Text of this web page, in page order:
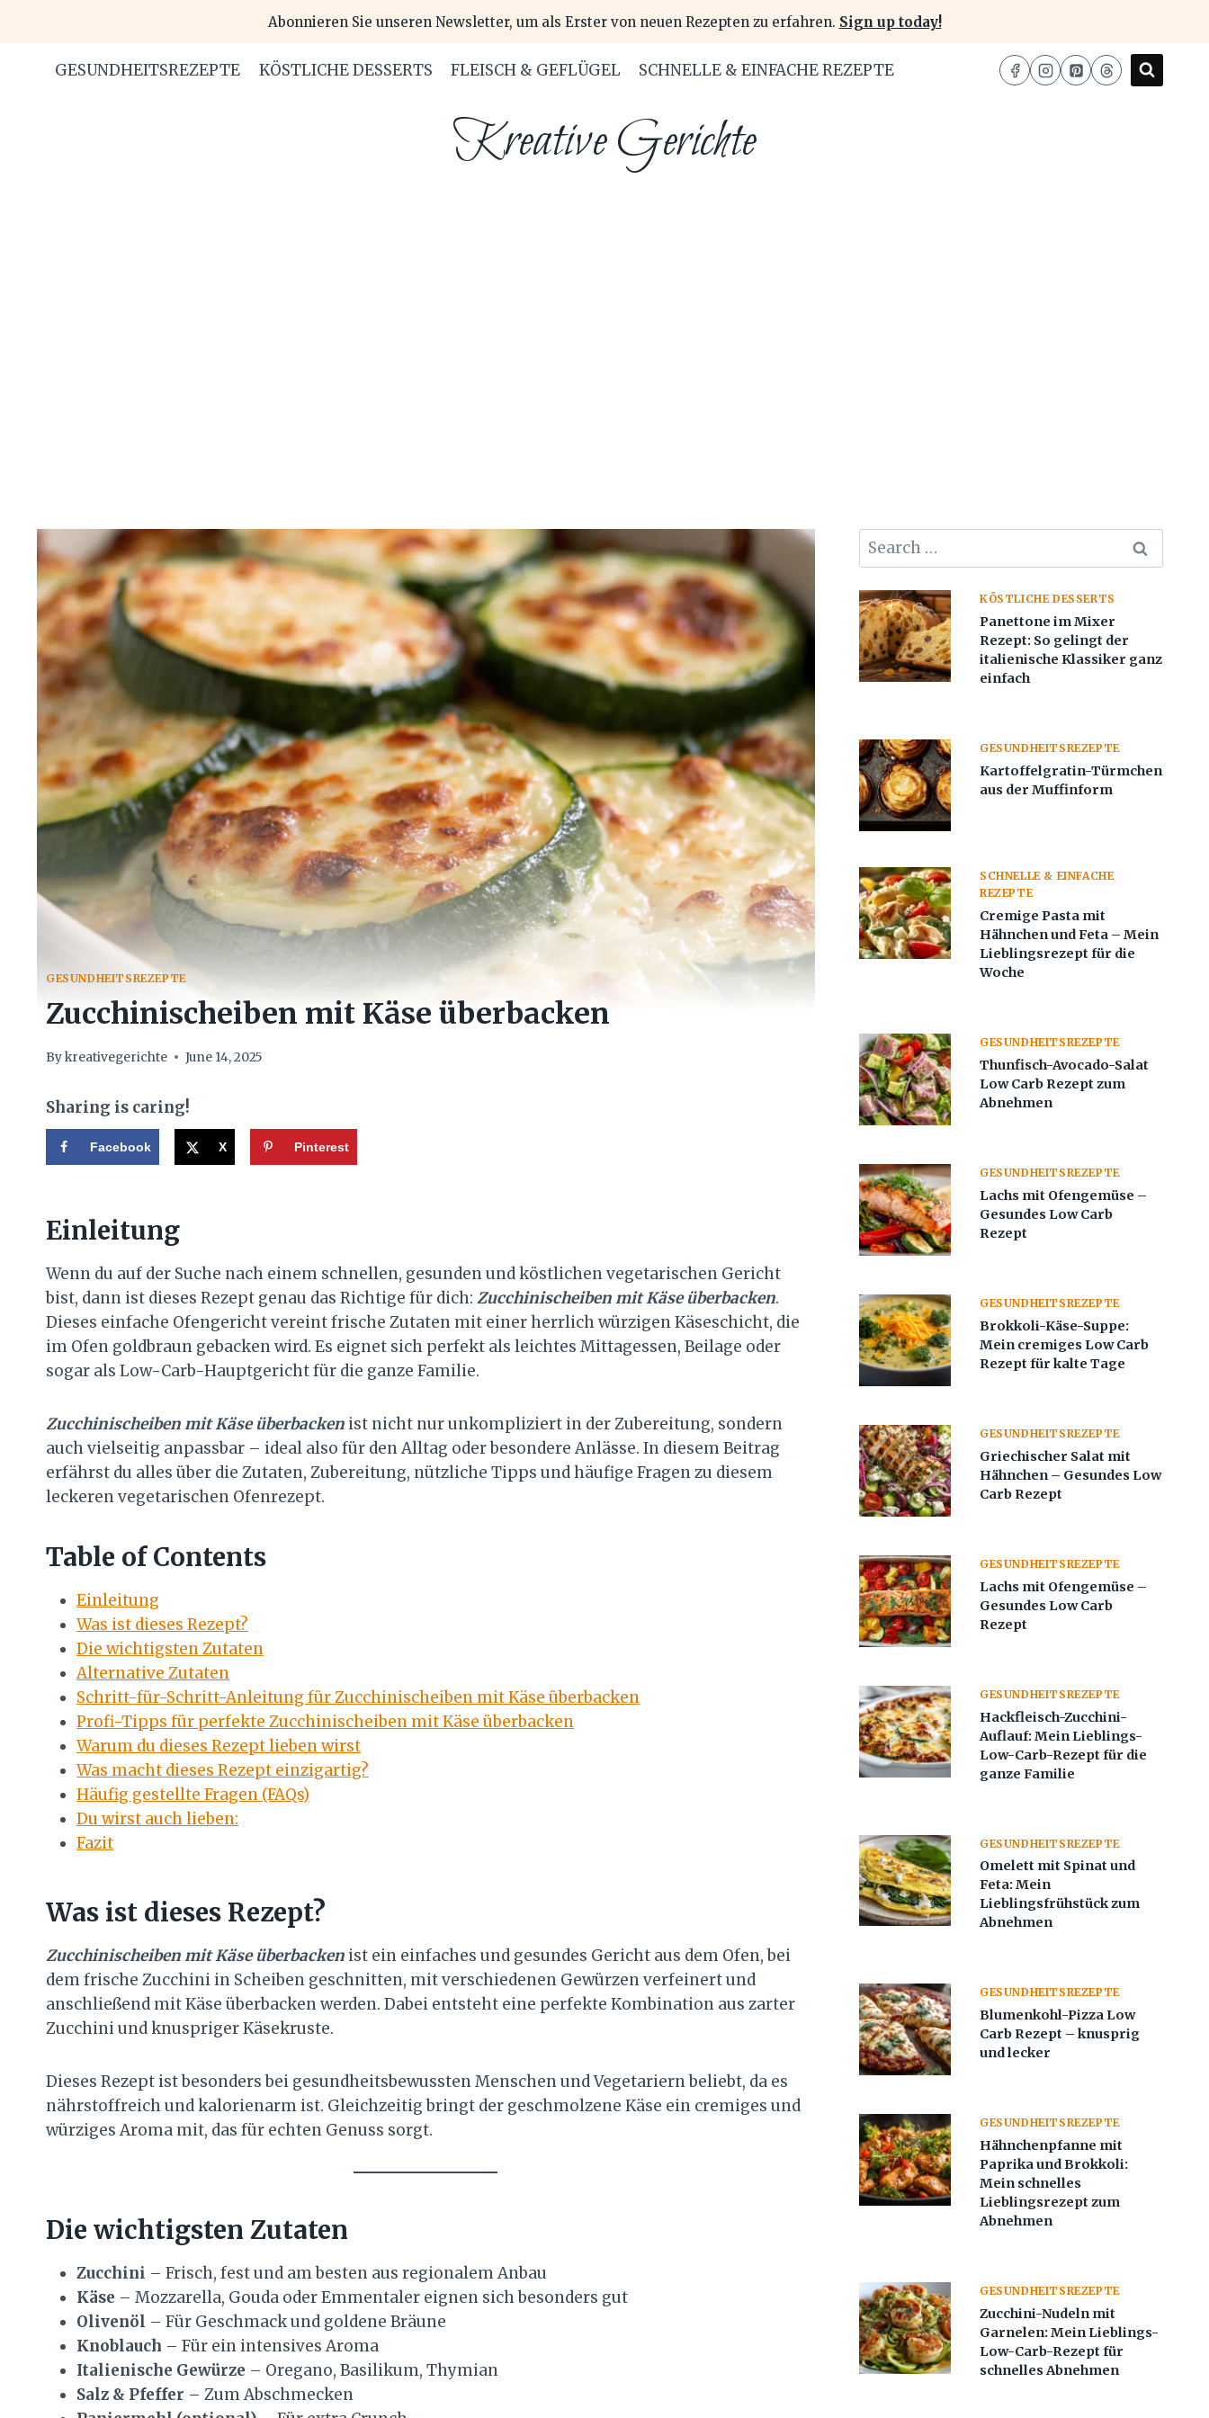
content
Abonnieren Sie unseren Newsletter, um als Erster von neuen Rezepten zu erfahren. Sign up today!
GESUNDHEITSREZEPTE KÖSTLICHE DESSERTS FLEISCH & GEFLÜGEL SCHNELLE & EINFACHE REZEPTE
Kreative Gerichte
GESUNDHEITSREZEPTE
Zucchinischeiben mit Käse überbacken
Bykreativegerichte June 14, 2025
Sharing is caring!
Facebook X Pinterest
Einleitung
Wenn du auf der Suche nach einem schnellen, gesunden und köstlichen vegetarischen Gericht
bist, dann ist dieses Rezept genau das Richtige für dich: Zucchinischeiben mit Käse überbacken.
Dieses einfache Ofengericht vereint frische Zutaten mit einer herrlich würzigen Käseschicht, die
im Ofen goldbraun gebacken wird. Es eignet sich perfekt als leichtes Mittagessen, Beilage oder
sogar als Low-Carb-Hauptgericht für die ganze Familie.
Zucchinischeiben mit Käse überbacken ist nicht nur unkompliziert in der Zubereitung, sondern
auch vielseitig anpassbar – ideal also für den Alltag oder besondere Anlässe. In diesem Beitrag
erfährst du alles über die Zutaten, Zubereitung, nützliche Tipps und häufige Fragen zu diesem
leckeren vegetarischen Ofenrezept.
Table of Contents
Einleitung
Was ist dieses Rezept?
Die wichtigsten Zutaten
Alternative Zutaten
Schritt-für-Schritt-Anleitung für Zucchinischeiben mit Käse überbacken
Profi-Tipps für perfekte Zucchinischeiben mit Käse überbacken
Warum du dieses Rezept lieben wirst
Was macht dieses Rezept einzigartig?
Häufig gestellte Fragen (FAQs)
Du wirst auch lieben:
Fazit
Was ist dieses Rezept?
Zucchinischeiben mit Käse überbacken ist ein einfaches und gesundes Gericht aus dem Ofen, bei
dem frische Zucchini in Scheiben geschnitten, mit verschiedenen Gewürzen verfeinert und
anschließend mit Käse überbacken werden. Dabei entsteht eine perfekte Kombination aus zarter
Zucchini und knuspriger Käsekruste.
Dieses Rezept ist besonders bei gesundheitsbewussten Menschen und Vegetariern beliebt, da es
nährstoffreich und kalorienarm ist. Gleichzeitig bringt der geschmolzene Käse ein cremiges und
würziges Aroma mit, das für echten Genuss sorgt.
Die wichtigsten Zutaten
Zucchini – Frisch, fest und am besten aus regionalem Anbau
Käse – Mozzarella, Gouda oder Emmentaler eignen sich besonders gut
Olivenöl – Für Geschmack und goldene Bräune
Knoblauch – Für ein intensives Aroma
Italienische Gewürze – Oregano, Basilikum, Thymian
Salz & Pfeffer – Zum Abschmecken
Search
for:
KÖSTLICHE DESSERTS
Panettone im Mixer
Rezept: So gelingt der
italienische Klassiker ganz
einfach
GESUNDHEITSREZEPTE
Kartoffelgratin-Türmchen
aus der Muffinform
SCHNELLE & EINFACHE
REZEPTE
Cremige Pasta mit
Hähnchen und Feta – Mein
Lieblingsrezept für die
Woche
GESUNDHEITSREZEPTE
Thunfisch-Avocado-Salat
Low Carb Rezept zum
Abnehmen
GESUNDHEITSREZEPTE
Lachs mit Ofengemüse –
Gesundes Low Carb
Rezept
GESUNDHEITSREZEPTE
Brokkoli-Käse-Suppe:
Mein cremiges Low Carb
Rezept für kalte Tage
GESUNDHEITSREZEPTE
Griechischer Salat mit
Hähnchen – Gesundes Low
Carb Rezept
GESUNDHEITSREZEPTE
Lachs mit Ofengemüse –
Gesundes Low Carb
Rezept
GESUNDHEITSREZEPTE
Hackfleisch-Zucchini-
Auflauf: Mein Lieblings-
Low-Carb-Rezept für die
ganze Familie
GESUNDHEITSREZEPTE
Omelett mit Spinat und
Feta: Mein
Lieblingsfrühstück zum
Abnehmen
GESUNDHEITSREZEPTE
Blumenkohl-Pizza Low
Carb Rezept – knusprig
und lecker
GESUNDHEITSREZEPTE
Hähnchenpfanne mit
Paprika und Brokkoli:
Mein schnelles
Lieblingsrezept zum
Abnehmen
GESUNDHEITSREZEPTE
Zucchini-Nudeln mit
Garnelen: Mein Lieblings-
Low-Carb-Rezept für
schnelles Abnehmen